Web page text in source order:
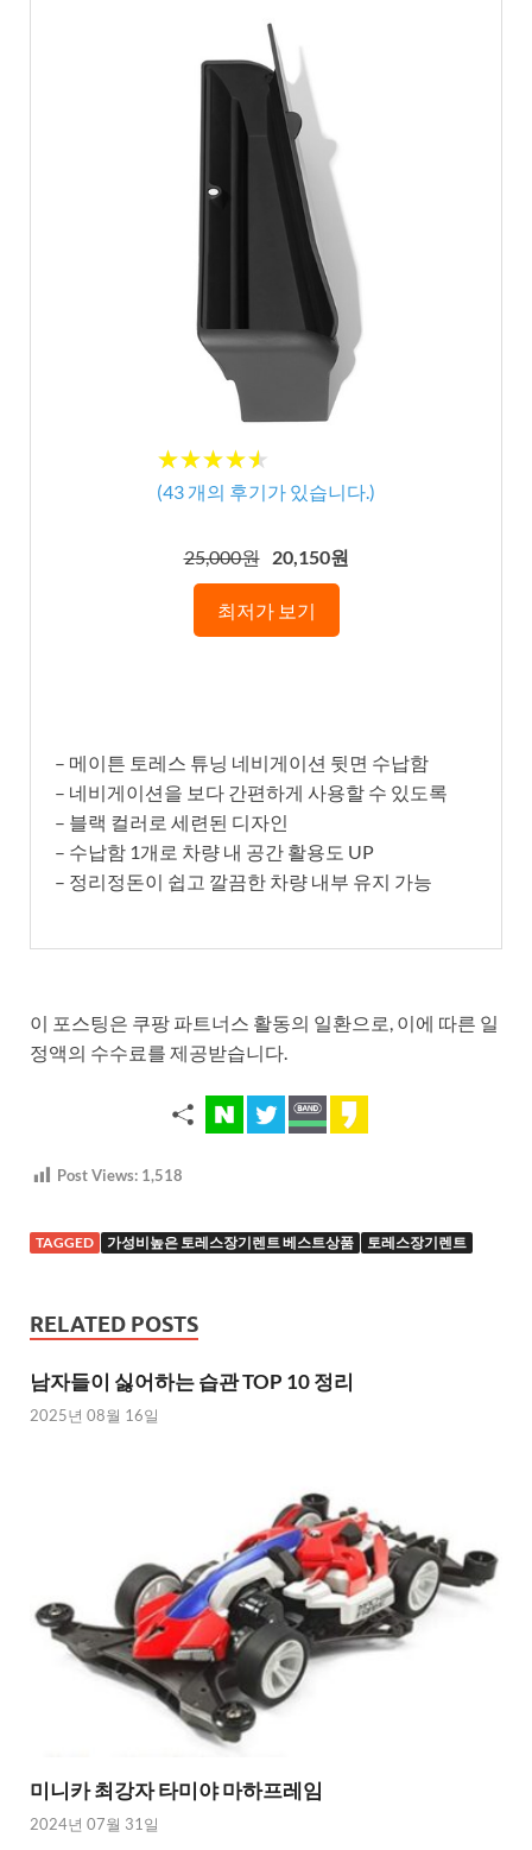
★★★★★
★★★★★
(43 개의 후기가 있습니다.)
25,000원 20,150원
최저가 보기
– 메이튼 토레스 튜닝 네비게이션 뒷면 수납함
– 네비게이션을 보다 간편하게 사용할 수 있도록
– 블랙 컬러로 세련된 디자인
– 수납함 1개로 차량 내 공간 활용도 UP
– 정리정돈이 쉽고 깔끔한 차량 내부 유지 가능
이 포스팅은 쿠팡 파트너스 활동의 일환으로, 이에 따른 일
정액의 수수료를 제공받습니다.
Post Views: 1,518
TAGGED 가성비높은 토레스장기렌트 베스트상품 토레스장기렌트
RELATED POSTS
남자들이 싫어하는 습관 TOP 10 정리
2025년 08월 16일
미니카 최강자 타미야 마하프레임
2024년 07월 31일